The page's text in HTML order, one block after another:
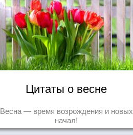
Цитаты о весне
Весна — время возрождения и новых
начал!